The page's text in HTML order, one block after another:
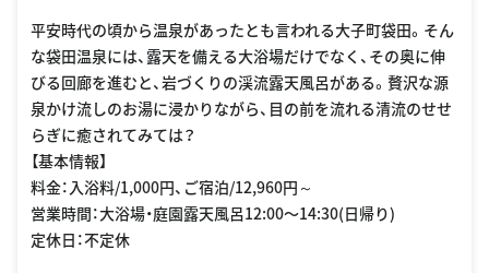
平安時代の頃から温泉があったとも言われる大子町袋田。そん
な袋田温泉には、露天を備える大浴場だけでなく、その奥に伸
びる回廊を進むと、岩づくりの渓流露天風呂がある。贅沢な源
泉かけ流しのお湯に浸かりながら、目の前を流れる清流のせせ
らぎに癒されてみては？
【基本情報】
料金：入浴料/1,000円、ご宿泊/12,960円～
営業時間：大浴場・庭園露天風呂12:00〜14:30(日帰り)
定休日：不定休